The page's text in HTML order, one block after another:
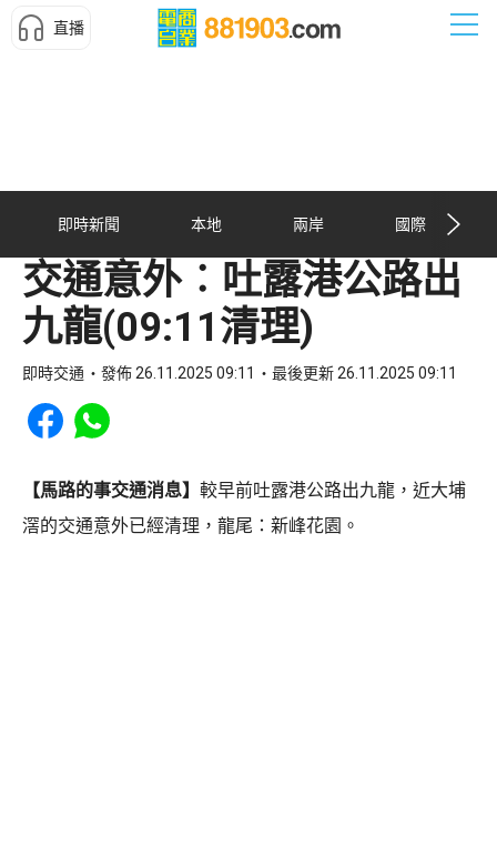
直播
即時新聞 本地 兩岸 國際
交通意外︰吐露港公路出
九龍(09:11清理)
即時交通 發佈 26.11.2025 09:11 最後更新 26.11.2025 09:11
Share to Facebook
Share to WhatsApp
【馬路的事交通消息】 較早前吐露港公路出九龍，近大埔
滘的交通意外已經清理，龍尾：新峰花園。